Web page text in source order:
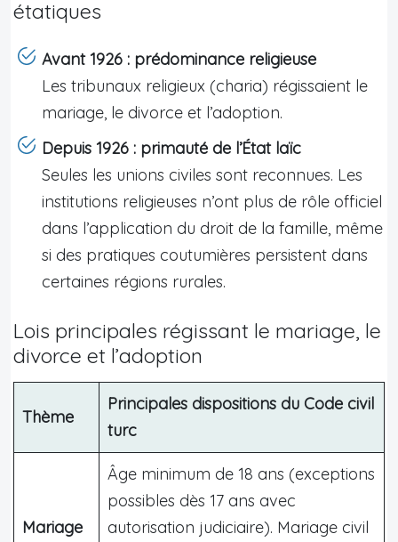
étatiques
Avant 1926 : prédominance religieuse
Les tribunaux religieux (charia) régissaient le
mariage, le divorce et l’adoption.
Depuis 1926 : primauté de l’État laïc
Seules les unions civiles sont reconnues. Les
institutions religieuses n’ont plus de rôle officiel
dans l’application du droit de la famille, même
si des pratiques coutumières persistent dans
certaines régions rurales.
Lois principales régissant le mariage, le
divorce et l’adoption
Thème
Principales dispositions du Code civil
turc
Mariage
Âge minimum de 18 ans (exceptions
possibles dès 17 ans avec
autorisation judiciaire). Mariage civil